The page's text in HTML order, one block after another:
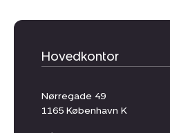
Hovedkontor
Nørregade 49
1165 København K